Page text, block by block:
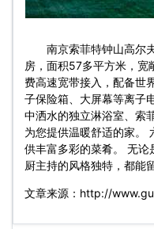
南京索菲特钟山高尔夫
房，面积57多平方米，宽
费高速宽带接入，配备世
子保险箱、大屏幕等离子
中洒水的独立淋浴室、索
为您提供温暖舒适的家。
供丰富多彩的菜肴。 无论
厨主持的风格独特，都能
文章来源：http://